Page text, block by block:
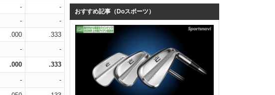
-
-
-
-
.000
.333
- -
.000 .333
- -
おすすめ記事（Doスポーツ）